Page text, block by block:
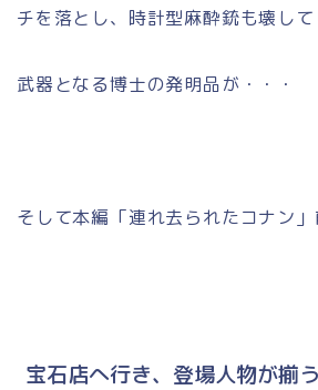
チを落とし、時計型麻酔銃も壊して
武器となる博士の発明品が・・・
そして本編「連れ去られたコナン」
宝石店へ行き、登場人物が揃う